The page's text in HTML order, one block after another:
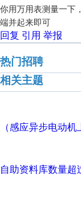
你用万用表测量一下
端并起来即可
回复 引用 举报
热门招聘
相关主题
（感应异步电动机
自助资料库数量超